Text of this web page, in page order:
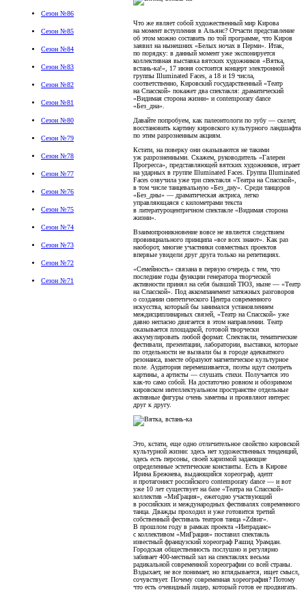
Сезон №86
Сезон №85
Сезон №84
Сезон №83
Сезон №82
Сезон №81
Сезон №80
Сезон №79
Сезон №78
Сезон №77
Сезон №76
Сезон №75
Сезон №74
Сезон №73
Сезон №72
Сезон №71
Что же являет собой художественный мир Кирова
на момент вступления в Альянс? Отчасти представление
об этом можно составить по той программе, что Киров
заявил на нынешних «Белых ночах в Перми». Итак,
по порядку: в данный момент уже экспонируется
коллективная выставка вятских художников «Вятка,
встань-ка!», 17 июня состоится концерт электронной
группы Illuminated Faces, а 18 и 19 числа,
соответственно, Кировский государственный «Театр
на Спасской» покажет два спектакля: драматический
«Видимая сторона жизни» и contemporary dance
«Без_дна».
Давайте попробуем, как палеонтологи по зубу — скелет,
восстановить картину кировского культурного ландшафта
по этим разрозненным акциям.
Кстати, на поверку они оказываются не такими
уж разрозненными. Скажем, руководитель «Галереи
Прогресса», представляющей вятских художников, играет
на ударных в группе Illuminated Faces. Группа Illuminated
Faces озвучила уже три спектакля «Театра на Спасской»,
в том числе танцевальную «Без_дну». Среди танцоров
«Без_дны» — драматическая актриса, легко
управляющаяся с километрами текста
в литературоцентричном спектакле «Видимая сторона
жизни».
Взаимопроникновение вовсе не является следствием
провинциального принципа «все всех знают». Как раз
наоборот, многие участники совместных проектов
впервые увидели друг друга только на репетициях.
«Семейность» связана в первую очередь с тем, что
последние годы функции генератора творческой
активности принял на себя бывший ТЮЗ, ныне — «Театр
на Спасской». Под аккомпанемент затяжных разговоров
о создании синтетического Центра современного
искусства, который бы занимался установлением
междисциплинарных связей, «Театр на Спасской» уже
давно негласно двигается в этом направлении. Театр
оказывается площадкой, готовой творчески
аккумулировать любой формат. Спектакли, тематические
фестивали, презентации, лаборатории, выставки, которые
по отдельности не вызвали бы в городе адекватного
резонанса, вместе образуют магнетическое культурное
поле. Аудитория перемешивается, поэты идут смотреть
картины, а артисты — слушать стихи. Получается это
как-то само собой. На достаточно ровном и обозримом
кировском интеллектуальном пространстве отдельные
активные фигуры очень заметны и проявляют интерес
друг к другу.
Это, кстати, еще одно отличительное свойство кировской
культурной жизни: здесь нет художественных тенденций,
здесь есть персоны, своей харизмой задающие
определенные эстетические константы. Есть в Кирове
Ирина Брежнева, выдающийся хореограф, адепт
и протагонист российского contemporary dance — и вот
уже 10 лет существует на базе «Театра на Спасской»
коллектив «МиГрация», ежегодно участвующий
в российских и международных фестивалях современного
танца. Дважды проходил и уже готовится третий
собственный фестиваль театров танца «Zdвиг».
В прошлом году в рамках проекта «Интраданс»
с коллективом «МиГрация» поставил спектакль
известный французский хореограф Рашид Урамдан.
Городская общественность послушно и регулярно
забивает 400-местный зал на спектаклях весьма
радикальной современной хореографии со всей страны.
Вздыхает, не все понимает, но вглядывается, ищет смысл,
сочувствует. Почему современная хореография? Потому
что есть очевидный лидер, который готов ее продвигать.